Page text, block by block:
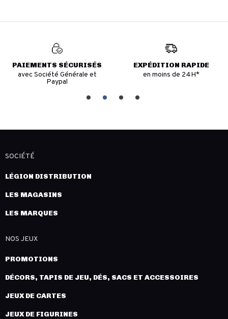
PAIEMENTS SÉCURISÉS
avec Société Générale et
Paypal
EXPÉDITION RAPIDE
en moins de 24H*
SOCIÉTÉ
LÉGION DISTRIBUTION
LES MAGASINS
LES MARQUES
NOS JEUX
PROMOTIONS
DÉCORS, TAPIS DE JEU, DÉS, SACS ET ACCESSOIRES
JEUX DE CARTES
JEUX DE FIGURINES